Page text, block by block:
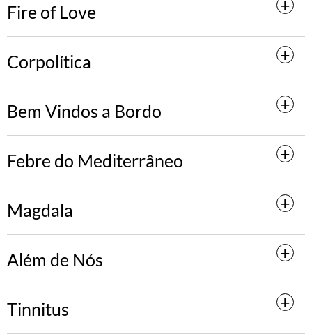
Fire of Love
Corpolítica
Bem Vindos a Bordo
Febre do Mediterrâneo
Magdala
Além de Nós
Tinnitus